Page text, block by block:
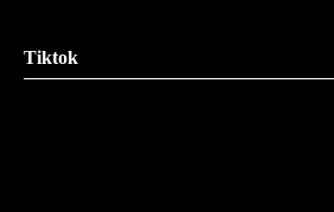
Tiktok